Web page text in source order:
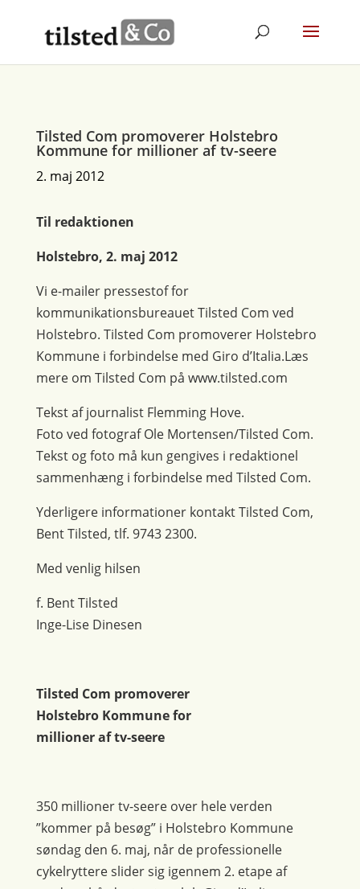
Tilsted Com promoverer Holstebro
Kommune for millioner af tv-seere
2. maj 2012
Til redaktionen
Holstebro, 2. maj 2012
Vi e-mailer pressestof for
kommunikationsbureauet Tilsted Com ved
Holstebro. Tilsted Com promoverer Holstebro
Kommune i forbindelse med Giro d’Italia.Læs
mere om Tilsted Com på www.tilsted.com
Tekst af journalist Flemming Hove.
Foto ved fotograf Ole Mortensen/Tilsted Com.
Tekst og foto må kun gengives i redaktionel
sammenhæng i forbindelse med Tilsted Com.
Yderligere informationer kontakt Tilsted Com,
Bent Tilsted, tlf. 9743 2300.
Med venlig hilsen
f. Bent Tilsted
Inge-Lise Dinesen
Tilsted Com promoverer
Holstebro Kommune for
millioner af tv-seere
350 millioner tv-seere over hele verden
”kommer på besøg” i Holstebro Kommune
søndag den 6. maj, når de professionelle
cykelryttere slider sig igennem 2. etape af